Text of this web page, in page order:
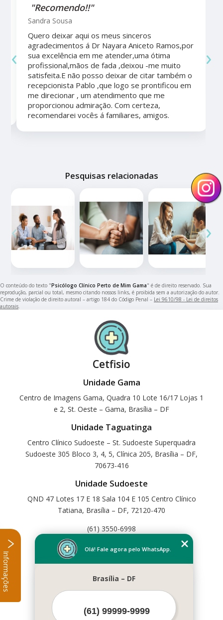
"Recomendo!!"
Sandra Sousa
Quero deixar aqui os meus sinceros
agradecimentos á Dr Nayara Aniceto Ramos,por
sua excelência em me atender,uma ótima
profissional,mãos de fada ,deixou -me muito
satisfeita.E não posso deixar de citar também o
recepcionista Pablo ,que logo se prontificou em
me direcionar , um atendimento que me
proporcionou admiração. Com certeza,
recomendarei vocês á familiares, amigos.
‹ ›
Pesquisas relacionadas
‹ ›
O conteúdo do texto "Psicólogo Clínico Perto de Mim Gama" é de direito reservado. Sua
reprodução, parcial ou total, mesmo citando nossos links, é proibida sem a autorização do autor.
Crime de violação de direito autoral – artigo 184 do Código Penal – Lei 9610/98 - Lei de direitos
autorais.
Cetfisio
Unidade Gama
Centro de Imagens Gama, Quadra 10 Lote 16/17 Lojas 1
e 2, St. Oeste – Gama, Brasília – DF
Unidade Taguatinga
Centro Clínico Sudoeste – St. Sudoeste Superquadra
Sudoeste 305 Bloco 3, 4, 5, Clínica 205, Brasília – DF,
70673-416
Unidade Sudoeste
QND 47 Lotes 17 E 18 Sala 104 E 105 Centro Clínico
Tatiana, Brasília – DF, 72120-470
(61) 3550-6998
Home
Serviços
Contato
Mais Serviços
Olá! Fale agora pelo WhatsApp.
Brasília – DF
Informações